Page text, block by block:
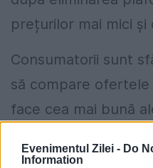
Evenimentul Zilei - Do
Information
prețurilor mai mici
Consumatorii sunt
să compare
face cea mai bună
liberalizării
gaze.